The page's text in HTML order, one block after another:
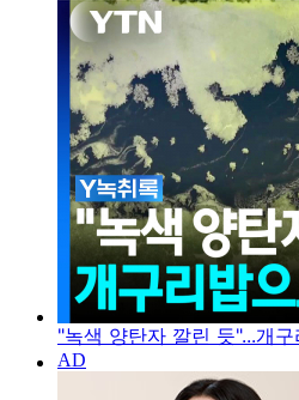
"녹색 양탄자 깔린 듯"...개